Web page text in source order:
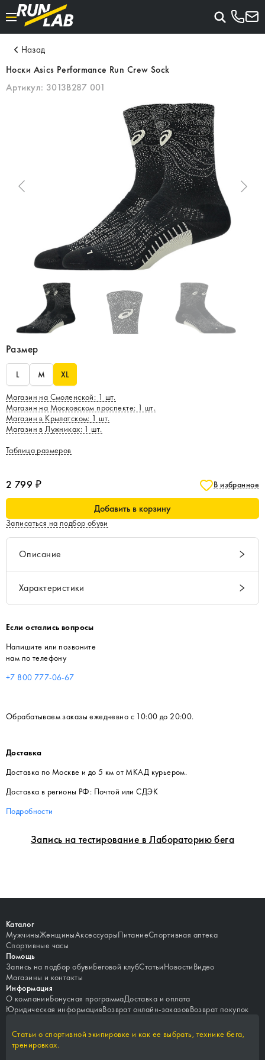
Назад
Носки Asics Performance Run Crew Sock
Артикул: 3013B287 001
Запись на тестирование в Лабораторию бега
Размер
L M XL
Магазин на Смоленской: 1 шт.
Магазин на Московском проспекте: 1 шт.
Магазин в Крылатском: 1 шт.
Магазин в Лужниках: 1 шт.
Таблица размеров
2 799 ₽ В избранное
Добавить в корзину
Записаться на подбор обуви
Описание
Характеристики
Если остались вопросы
Напишите или позвоните
нам по телефону
+7 800 777-06-67
Обрабатываем заказы ежедневно с 10:00 до 20:00.
Доставка
Доставка по Москве и до 5 км от МКАД курьером.
Доставка в регионы РФ: Почтой или СДЭК
Подробности
Каталог
МужчиныЖенщиныАксессуарыПитаниеСпортивная аптека
Спортивные часы
Помощь
Запись на подбор обувиБеговой клубСтатьиНовостиВидео
Магазины и контакты
Информация
О компанииБонусная программаДоставка и оплата
Юридическая информацияВозврат онлайн-заказовВозврат покупок
Статьи о спортивной экипировке и как ее выбрать, технике бега,
тренировках.